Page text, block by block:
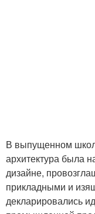
В выпущенном
архитектура была
дизайне,
прикладными и
декларировались